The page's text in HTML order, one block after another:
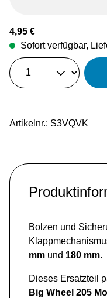
Regulärer Preis:
4,95 €
Sofort verfügbar,
Artikelnr.: S3VQVK
Bolzen und
mm und 180 mm.
Dieses Ersatzteil
Big Wheel 205